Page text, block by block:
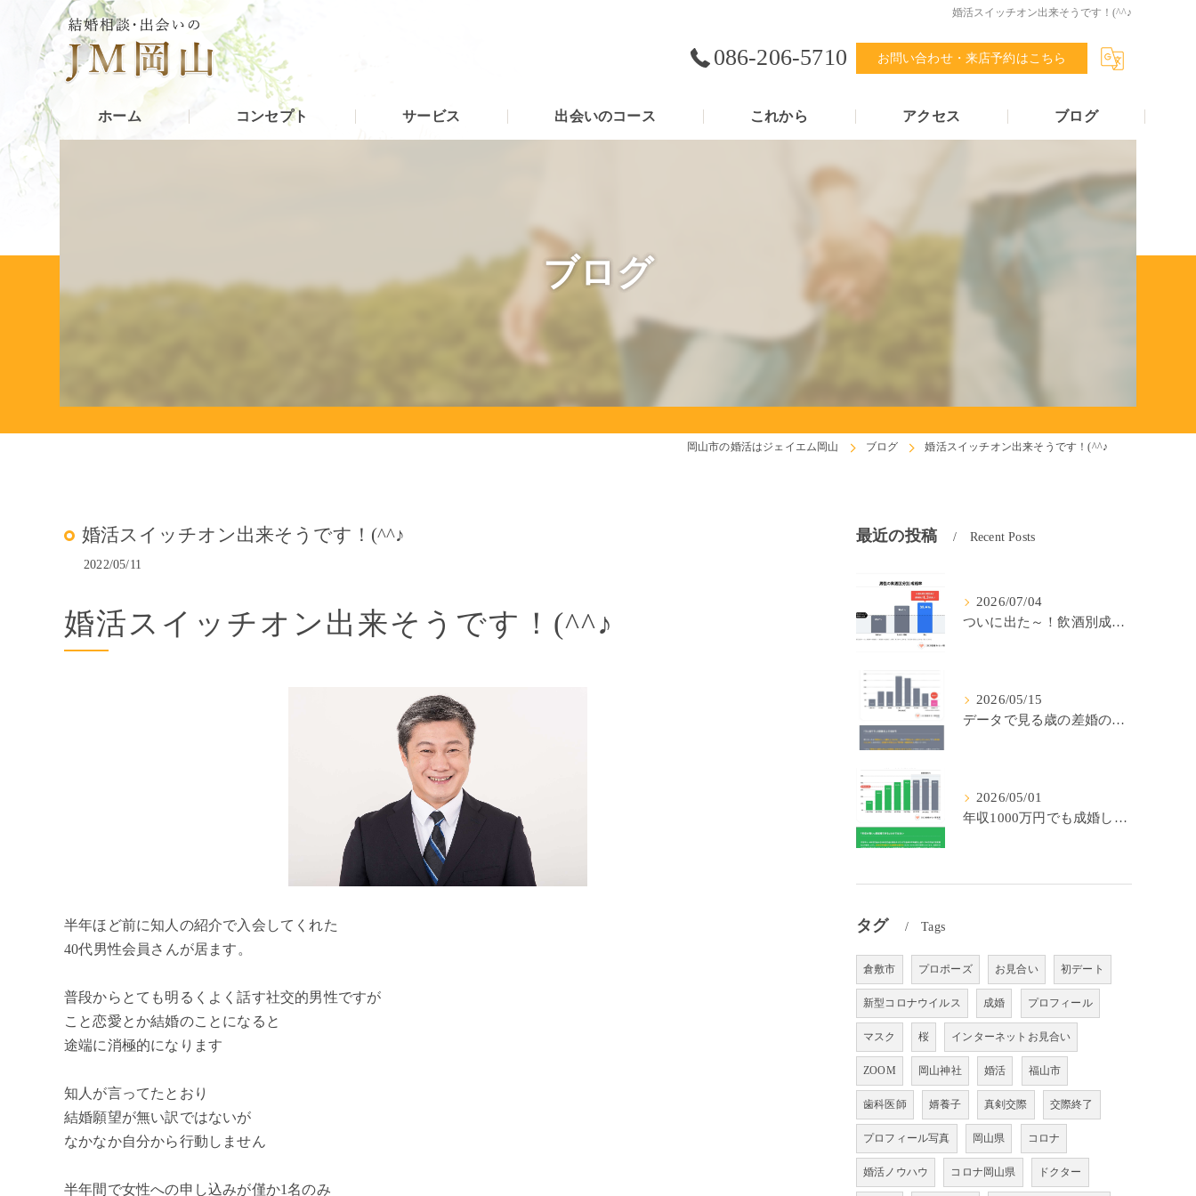
婚活スイッチオン出来そうです！(^^♪
086-206-5710 お問い合わせ・来店予約はこちら
ホーム コンセプト サービス 出会いのコース これから アクセス ブログ
ブログ
岡山市の婚活はジェイエム岡山 ブログ 婚活スイッチオン出来そうです！(^^♪
婚活スイッチオン出来そうです！(^^♪
2022/05/11
婚活スイッチオン出来そうです！(^^♪
半年ほど前に知人の紹介で入会してくれた
40代男性会員さんが居ます。
普段からとても明るくよく話す社交的男性ですが
こと恋愛とか結婚のことになると
途端に消極的になります
知人が言ってたとおり
結婚願望が無い訳ではないが
なかなか自分から行動しません
半年間で女性への申し込みが僅か1名のみ
最近の投稿 Recent Posts
2026/07/04
ついに出た～！飲酒別成婚率(IBJ)！
2026/05/15
データで見る歳の差婚の確率の低さ。
2026/05/01
年収1000万円でも成婚しやすいとは限らない? 「年収帯別の成婚率」のリアル
タグ Tags
倉敷市 プロポーズ お見合い 初デート
新型コロナウイルス 成婚 プロフィール
マスク 桜 インターネットお見合い
ZOOM 岡山神社 婚活 福山市
歯科医師 婿養子 真剣交際 交際終了
プロフィール写真 岡山県 コロナ
婚活ノウハウ コロナ岡山県 ドクター